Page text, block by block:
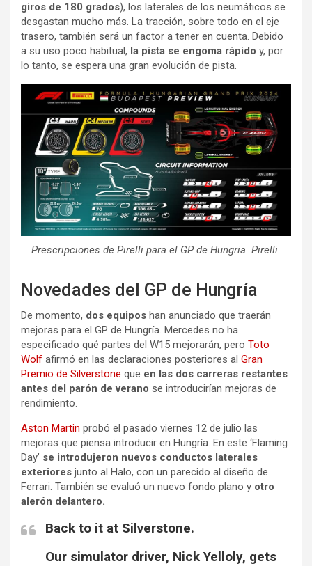
giros de 180 grados), los laterales de los neumáticos se
desgastan mucho más. La tracción, sobre todo en el eje
trasero, también será un factor a tener en cuenta. Debido
a su uso poco habitual, la pista se engoma rápido y, por
lo tanto, se espera una gran evolución de pista.
Prescripciones de Pirelli para el GP de Hungria. Pirelli.
Novedades del GP de Hungría
De momento, dos equipos han anunciado que traerán
mejoras para el GP de Hungría. Mercedes no ha
especificado qué partes del W15 mejorarán, pero Toto
Wolf afirmó en las declaraciones posteriores al Gran
Premio de Silverstone que en las dos carreras restantes
antes del parón de verano se introducirían mejoras de
rendimiento.
Aston Martin probó el pasado viernes 12 de julio las
mejoras que piensa introducir en Hungría. En este ‘Flaming
Day’ se introdujeron nuevos conductos laterales
exteriores junto al Halo, con un parecido al diseño de
Ferrari. También se evaluó un nuevo fondo plano y otro
alerón delantero.
Back to it at Silverstone.
Our simulator driver, Nick Yelloly, gets